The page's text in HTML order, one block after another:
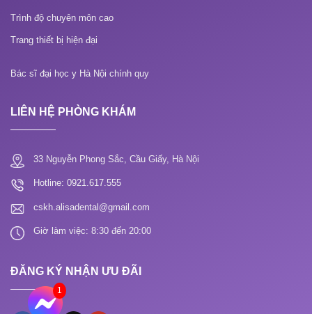
Trình độ chuyên môn cao
Trang thiết bị hiện đại
Bác sĩ đại học y Hà Nội chính quy
LIÊN HỆ PHÒNG KHÁM
33 Nguyễn Phong Sắc, Cầu Giấy, Hà Nội
Hotline: 0921.617.555
cskh.alisadental@gmail.com
Giờ làm việc: 8:30 đến 20:00
ĐĂNG KÝ NHẬN ƯU ĐÃI
1